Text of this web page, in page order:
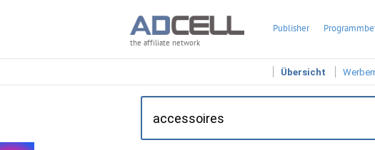
the affiliate network
Publisher
Übersicht